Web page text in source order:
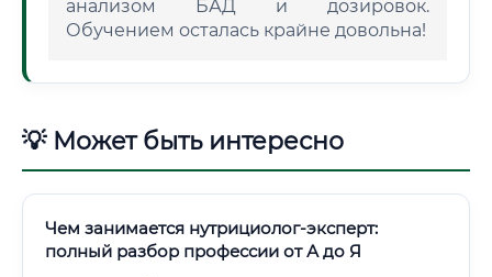
анализом БАД и дозировок.
Обучением осталась крайне довольна!
💡 Может быть интересно
Чем занимается нутрициолог-эксперт:
полный разбор профессии от А до Я